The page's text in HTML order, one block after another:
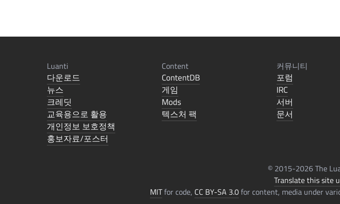
Luanti
다운로드
뉴스
크레딧
교육용으로 활용
개인정보 보호정책
홍보자료/포스터
Content
ContentDB
게임
Mods
텍스처 팩
커뮤니티
포럼
IRC
서버
문서
© 2015-2026 The
Translate this site
MITfor code, CC BY-SA 3.0for content, media under